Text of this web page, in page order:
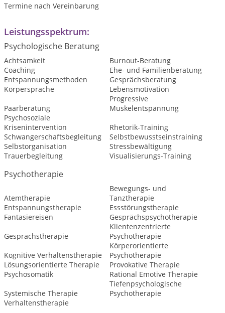
Termine nach Vereinbarung
Leistungsspektrum:
Psychologische Beratung
Achtsamkeit
Burnout-Beratung
Coaching
Ehe- und Familienberatung
Entspannungsmethoden
Gesprächsberatung
Körpersprache
Lebensmotivation
Paarberatung
Progressive
Muskelentspannung
Psychosoziale
Krisenintervention
Rhetorik-Training
Schwangerschaftsbegleitung
Selbstbewusstseinstraining
Selbstorganisation
Stressbewältigung
Trauerbegleitung
Visualisierungs-Training
Psychotherapie
Atemtherapie
Bewegungs- und
Tanztherapie
Entspannungstherapie
Essstörungstherapie
Fantasiereisen
Gesprächspsychotherapie
Gesprächstherapie
Klientenzentrierte
Psychotherapie
Kognitive Verhaltenstherapie
Körperorientierte
Psychotherapie
Lösungsorientierte Therapie
Provokative Therapie
Psychosomatik
Rational Emotive Therapie
Systemische Therapie
Tiefenpsychologische
Psychotherapie
Verhaltenstherapie